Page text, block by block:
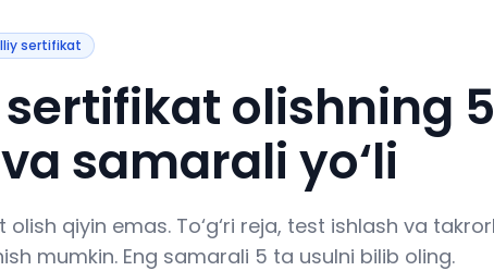
sertifikat
olishning
samarali yo‘li
olish qiyin emas. To‘g‘ri reja, test ishlash va
mumkin. Eng samarali 5 ta usulni bilib oling.